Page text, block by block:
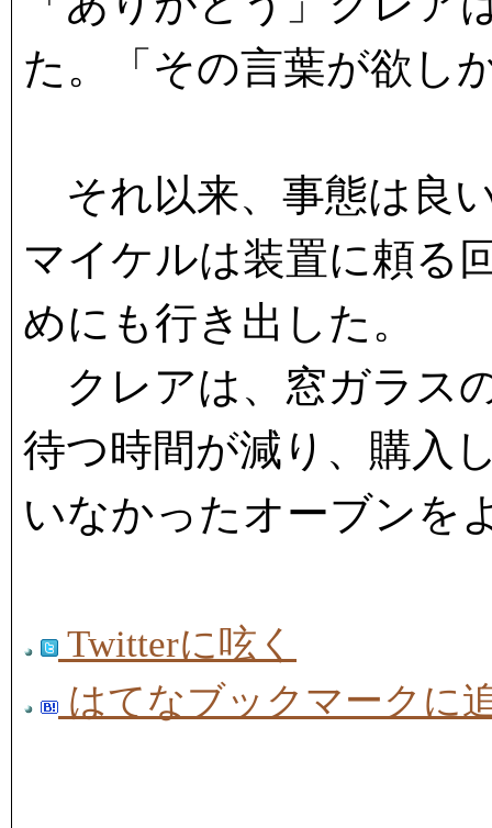
た。「その言葉が欲し
それ以来、事態は良
マイケルは装置に頼る
めにも行き出した。
クレアは、窓ガラス
待つ時間が減り、購入
いなかったオーブンを
Twitterに呟く
はてなブックマークに